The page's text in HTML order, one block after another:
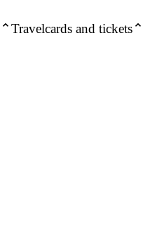
Travelcards and tickets